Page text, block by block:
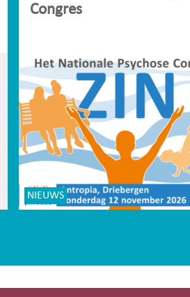
Congres
NIEUWS